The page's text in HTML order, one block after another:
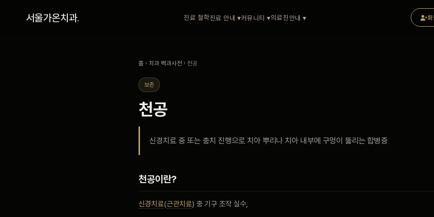
서울가온치과. 진료 철학진료 안내 ▾커뮤니티 ▾의료진 안내 ▾ 회
홈 › 치과 백과사전 › 천공
보존
천공
신경치료 중 또는 충치 진행으로 치아 뿌리나 치아 내부에 구멍이 뚫리는 합병증
천공이란?
신경치료(근관치료) 중 기구 조작 실수,